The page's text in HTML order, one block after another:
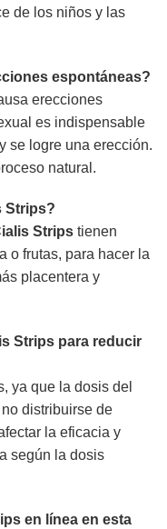
de los niños y las
espontáneas?
erecciones
es indispensable
se logre una erección.
natural.
Strips?
Stripstienen
o frutas, para hacer la
placentera y
Stripspara reducir
ya que la dosis del
distribuirse de
la eficacia y
según la dosis
en líneaen esta